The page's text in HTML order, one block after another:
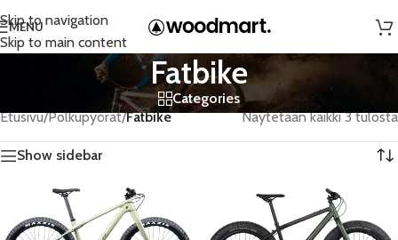
Skip to navigation
Skip to main content
MENU
Fatbike
Categories
Etusivu/Polkupyörät/Fatbike Näytetään kaikki 3 tulosta
Show sidebar